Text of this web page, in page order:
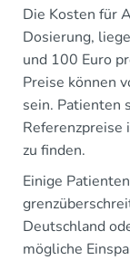
Die Kosten für
Dosierung,
und 100 Euro
Preise können
sein. Patienten
Referenzpreise
zu finden.
Einige
Deutschland
mögliche